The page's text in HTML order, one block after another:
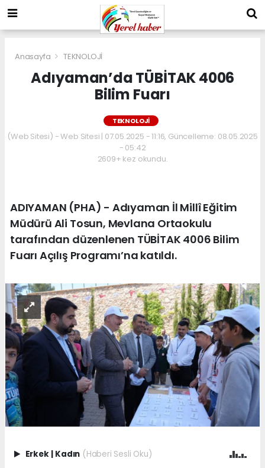
Anasayfa TEKNOLOJİ
Adıyaman’da TÜBİTAK 4006
Bilim Fuarı
TEKNOLOJİ
(Web Sitesi) - Web Sitesi | 07.05.2025 - 11:16, Güncelleme: 08.05.2025
- 05:42
2609+ kez okundu.
ADIYAMAN (PHA) - Adıyaman İl Millî Eğitim
Müdürü Ali Tosun, Mevlana Ortaokulu
tarafından düzenlenen TÜBİTAK 4006 Bilim
Fuarı Açılış Programı’na katıldı.
Erkek | Kadın (Haberi Sesli Oku)